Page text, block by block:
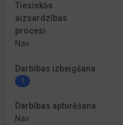
Tiesiskās
aizsardzības
procesi
Nav
Darbības izbeigšana
1
Darbības apturēšana
Nav